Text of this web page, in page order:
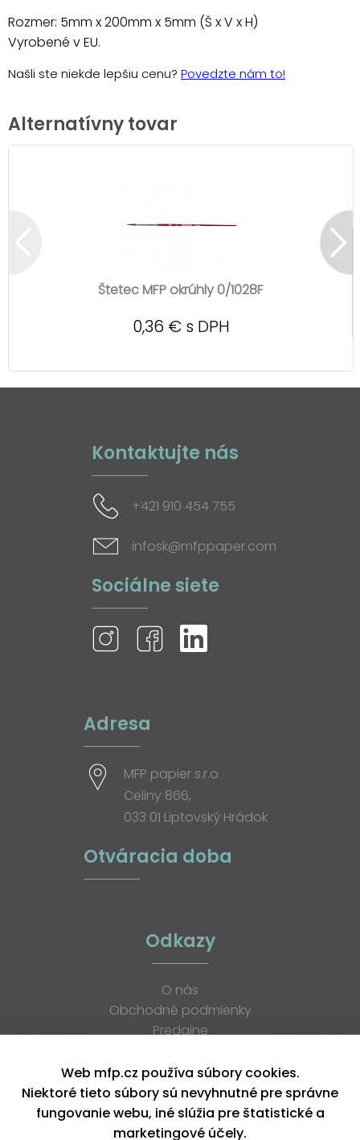
Rozmer: 5mm x 200mm x 5mm (Š x V x H)
Vyrobené v EU.
Našli ste niekde lepšiu cenu? Povedzte nám to!
Alternatívny tovar
Štetec MFP okrúhly 0/1028F
0,36 € s DPH
Kontaktujte nás
+421 910 454 755
infosk@mfppaper.com
Sociálne siete
Adresa
MFP papier s.r.o.
Celiny 866,
033 01 Liptovský Hrádok
Otváracia doba
Odkazy
O nás
Obchodné podmienky
Predajne
K stiahnutiu
Blog
Kontakt
Kariéra
Web mfp.cz používa súbory cookies.
Niektoré tieto súbory sú nevyhnutné pre správne
fungovanie webu, iné slúžia pre štatistické a
marketingové účely.